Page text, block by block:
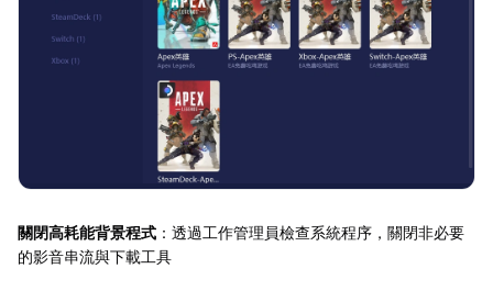
關閉高耗能背景程式 ：透過工作管理員檢查系統程序，關閉非必要
的影音串流與下載工具